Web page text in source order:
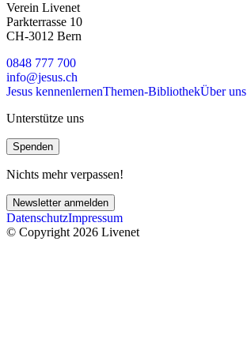
Verein Livenet
Parkterrasse 10
CH-3012 Bern
0848 777 700
info@jesus.ch
Jesus kennenlernenThemen-BibliothekÜber uns
Unterstütze uns
Spenden
Nichts mehr verpassen!
Newsletter anmelden
DatenschutzImpressum
© Copyright 2026 Livenet